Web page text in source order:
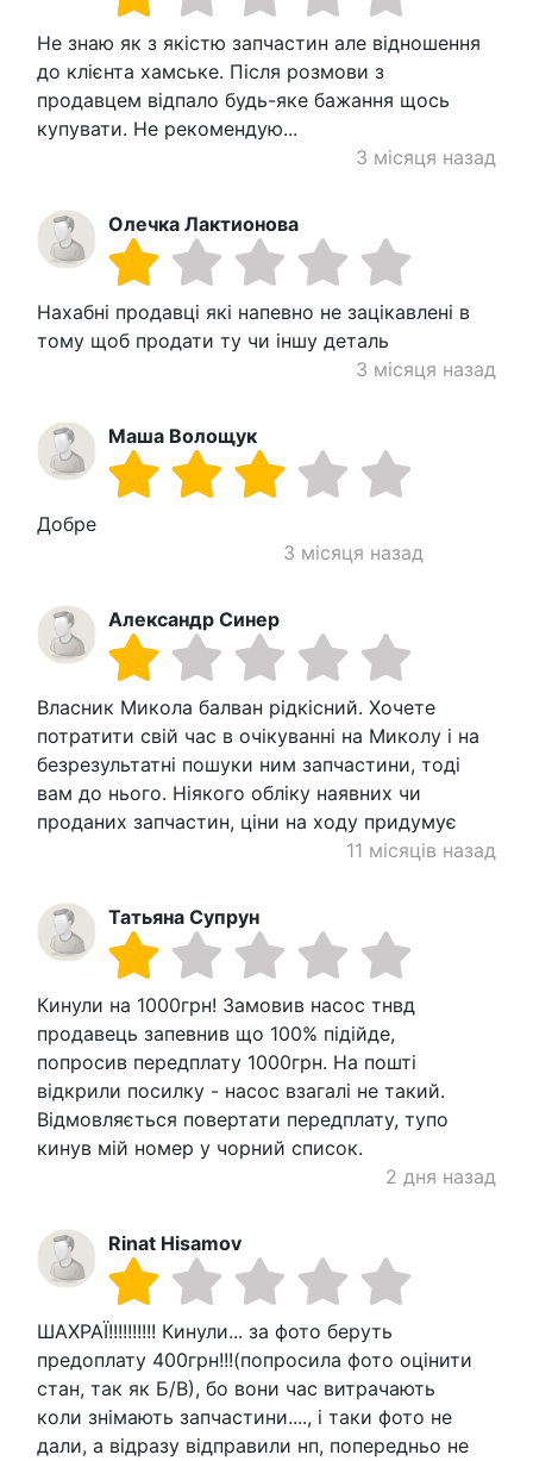
Не знаю як з якістю запчастин але відношення
до клієнта хамське. Після розмови з
продавцем відпало будь-яке бажання щось
купувати. Не рекомендую...
3 місяця назад
Олечка Лактионова
Нахабні продавці які напевно не зацікавлені в
тому щоб продати ту чи іншу деталь
3 місяця назад
Маша Волощук
Добре
3 місяця назад
Александр Синер
Власник Микола балван рідкісний. Хочете
потратити свій час в очікуванні на Миколу і на
безрезультатні пошуки ним запчастини, тоді
вам до нього. Ніякого обліку наявних чи
проданих запчастин, ціни на ходу придумує
11 місяців назад
Татьяна Супрун
Кинули на 1000грн! Замовив насос тнвд
продавець запевнив що 100% підійде,
попросив передплату 1000грн. На пошті
відкрили посилку - насос взагалі не такий.
Відмовляється повертати передплату, тупо
кинув мій номер у чорний список.
2 дня назад
Rinat Hisamov
ШАХРАЇ!!!!!!!!!! Кинули... за фото беруть
предоплату 400грн!!!(попросила фото оцінити
стан, так як Б/В), бо вони час витрачають
коли знімають запчастини...., і таки фото не
дали, а відразу відправили нп, попередньо не